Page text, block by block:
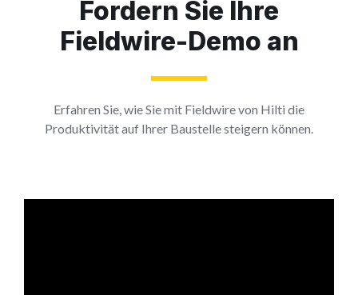
Fordern Sie Ihre
Fieldwire-Demo an
Erfahren Sie, wie Sie mit Fieldwire von Hilti die
Produktivität auf Ihrer Baustelle steigern können.